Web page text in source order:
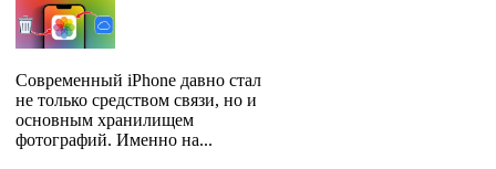
Современный iPhone давно стал
не только средством связи, но и
основным хранилищем
фотографий. Именно на...